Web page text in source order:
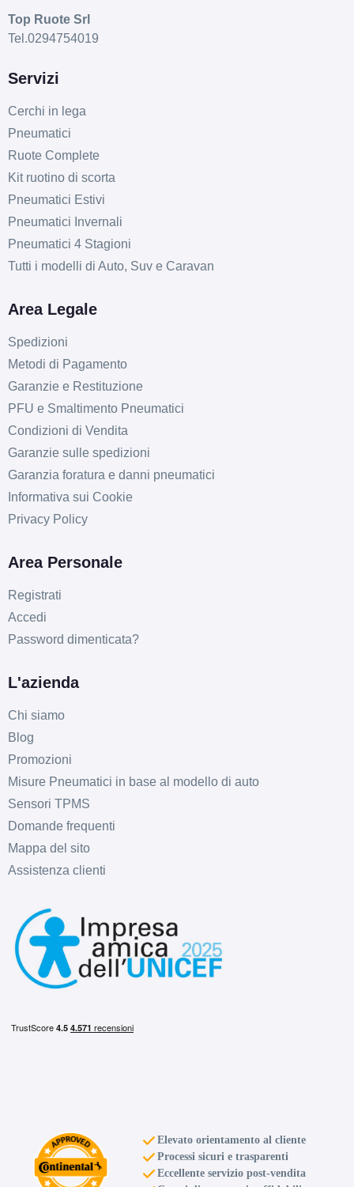
Top Ruote Srl
Tel.0294754019
Servizi
Cerchi in lega
Pneumatici
Ruote Complete
Kit ruotino di scorta
Pneumatici Estivi
Pneumatici Invernali
Pneumatici 4 Stagioni
Tutti i modelli di Auto, Suv e Caravan
Area Legale
Spedizioni
Metodi di Pagamento
Garanzie e Restituzione
PFU e Smaltimento Pneumatici
Condizioni di Vendita
Garanzie sulle spedizioni
Garanzia foratura e danni pneumatici
Informativa sui Cookie
Privacy Policy
Area Personale
Registrati
Accedi
Password dimenticata?
L'azienda
Chi siamo
Blog
Promozioni
Misure Pneumatici in base al modello di auto
Sensori TPMS
Domande frequenti
Mappa del sito
Assistenza clienti
Elevato orientamento al cliente
Processi sicuri e trasparenti
Eccellente servizio post-vendita